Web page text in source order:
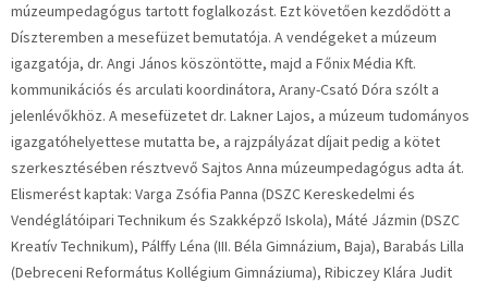
múzeumpedagógus tartott foglalkozást. Ezt követően kezdődött a
Díszteremben a mesefüzet bemutatója. A vendégeket a múzeum
igazgatója, dr. Angi János köszöntötte, majd a Főnix Média Kft.
kommunikációs és arculati koordinátora, Arany-Csató Dóra szólt a
jelenlévőkhöz. A mesefüzetet dr. Lakner Lajos, a múzeum tudományos
igazgatóhelyettese mutatta be, a rajzpályázat díjait pedig a kötet
szerkesztésében résztvevő Sajtos Anna múzeumpedagógus adta át.
Elismerést kaptak: Varga Zsófia Panna (DSZC Kereskedelmi és
Vendéglátóipari Technikum és Szakképző Iskola), Máté Jázmin (DSZC
Kreatív Technikum), Pálffy Léna (III. Béla Gimnázium, Baja), Barabás Lilla
(Debreceni Református Kollégium Gimnáziuma), Ribiczey Klára Judit